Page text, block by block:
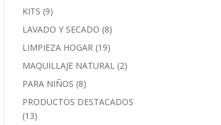
KITS (9)
LAVADO Y SECADO (8)
LIMPIEZA HOGAR (19)
MAQUILLAJE NATURAL (2)
PARA NIÑOS (8)
PRODUCTOS DESTACADOS
(13)